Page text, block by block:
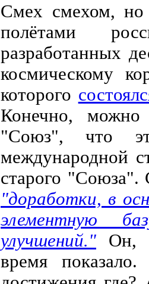
Смех смехом, но
полётами
разработанных
космическому
которого
Конечно,
"Союз", что
международной
старого "Союза".
"доработки, в
элементную
улучшений." Он,
время